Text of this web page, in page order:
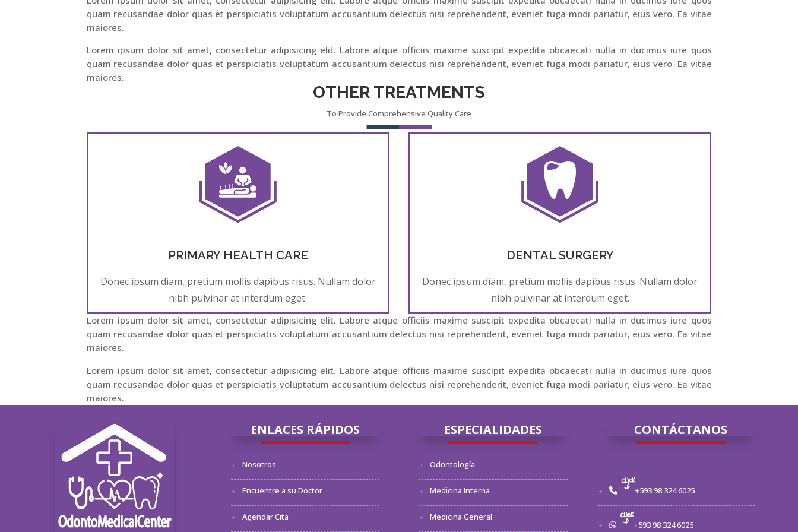
quam recusandae dolor quas et perspiciatis voluptatum accusantium delectus nisi reprehenderit, eveniet fuga modi pariatur, eius vero. Ea vitae
maiores.
Lorem ipsum dolor sit amet, consectetur adipisicing elit. Labore atque officiis maxime suscipit expedita obcaecati nulla in ducimus iure quos
quam recusandae dolor quas et perspiciatis voluptatum accusantium delectus nisi reprehenderit, eveniet fuga modi pariatur, eius vero. Ea vitae
maiores.
OTHER TREATMENTS
To Provide Comprehensive Quality Care
PRIMARY HEALTH CARE
Donec ipsum diam, pretium mollis dapibus risus. Nullam dolor
nibh pulvinar at interdum eget.
DENTAL SURGERY
Donec ipsum diam, pretium mollis dapibus risus. Nullam dolor
nibh pulvinar at interdum eget.
Lorem ipsum dolor sit amet, consectetur adipisicing elit. Labore atque officiis maxime suscipit expedita obcaecati nulla in ducimus iure quos
quam recusandae dolor quas et perspiciatis voluptatum accusantium delectus nisi reprehenderit, eveniet fuga modi pariatur, eius vero. Ea vitae
maiores.
Lorem ipsum dolor sit amet, consectetur adipisicing elit. Labore atque officiis maxime suscipit expedita obcaecati nulla in ducimus iure quos
quam recusandae dolor quas et perspiciatis voluptatum accusantium delectus nisi reprehenderit, eveniet fuga modi pariatur, eius vero. Ea vitae
maiores.
ENLACES RÁPIDOS
Nosotros
Encuentre a su Doctor
Agendar Cita
ESPECIALIDADES
Odontología
Medicina Interna
Medicina General
CONTÁCTANOS
+593 98 324 6025
+593 98 324 6025